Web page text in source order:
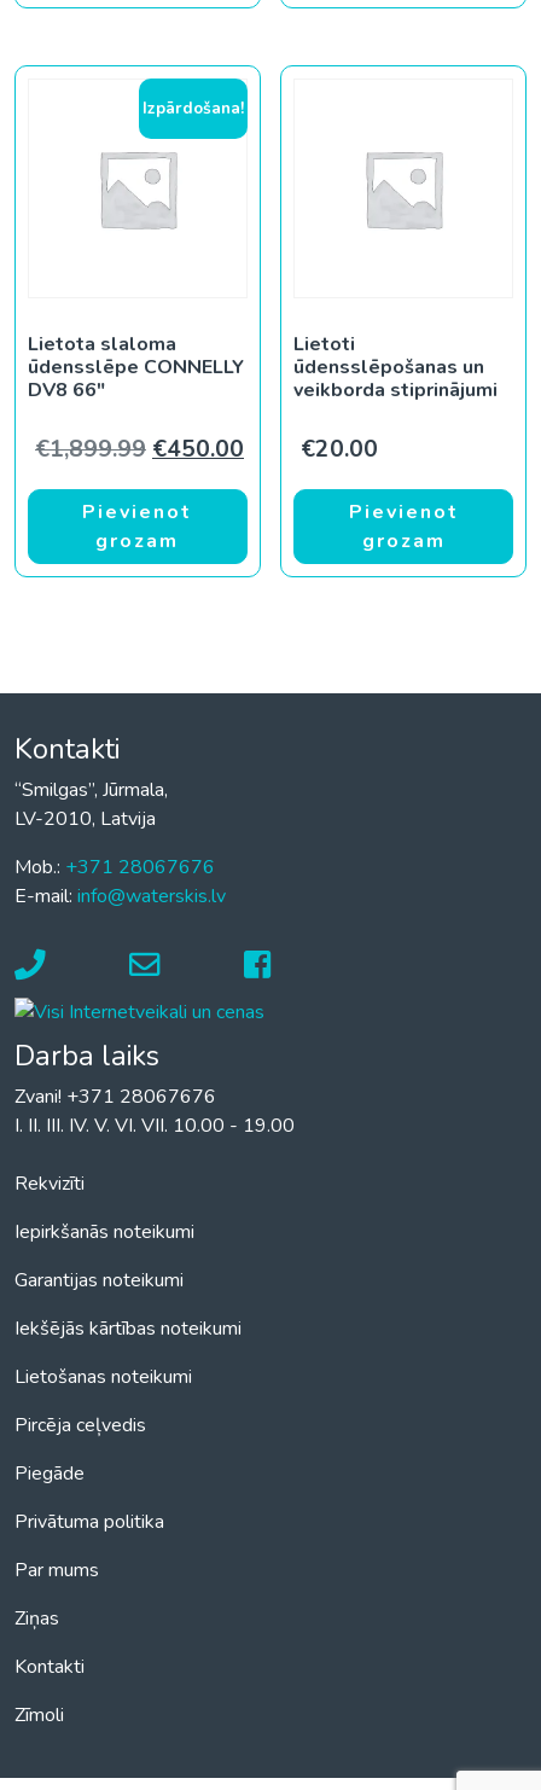
Izpārdošana!
Lietota slaloma
ūdensslēpe CONNELLY
DV8 66″
€1,899.99 Original price was: €1,899.99.
€450.00 Current price is: €450.00.
Pievienot
grozam
Lietoti
ūdensslēpošanas un
veikborda stiprinājumi
€20.00
Pievienot
grozam
Kontakti
“Smilgas”, Jūrmala,
LV-2010, Latvija
Mob.: +371 28067676
E-mail: info@waterskis.lv
Darba laiks
Zvani! +371 28067676
I. II. III. IV. V. VI. VII. 10.00 - 19.00
Rekvizīti
Iepirkšanās noteikumi
Garantijas noteikumi
Iekšējās kārtības noteikumi
Lietošanas noteikumi
Pircēja ceļvedis
Piegāde
Privātuma politika
Par mums
Ziņas
Kontakti
Zīmoli